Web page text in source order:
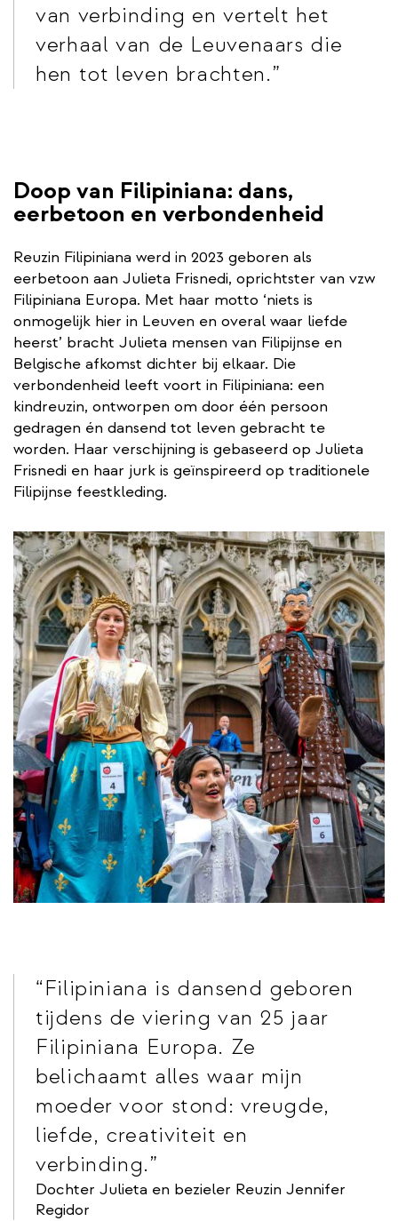
van verbinding en vertelt het
verhaal van de Leuvenaars die
hen tot leven brachten.
Doop van Filipiniana: dans,
eerbetoon en verbondenheid
Reuzin Filipiniana werd in 2023 geboren als
eerbetoon aan Julieta Frisnedi, oprichtster van vzw
Filipiniana Europa. Met haar motto ‘niets is
onmogelijk hier in Leuven en overal waar liefde
heerst’ bracht Julieta mensen van Filipijnse en
Belgische afkomst dichter bij elkaar. Die
verbondenheid leeft voort in Filipiniana: een
kindreuzin, ontworpen om door één persoon
gedragen én dansend tot leven gebracht te
worden. Haar verschijning is gebaseerd op Julieta
Frisnedi en haar jurk is geïnspireerd op traditionele
Filipijnse feestkleding.
Filipiniana is dansend geboren
tijdens de viering van 25 jaar
Filipiniana Europa. Ze
belichaamt alles waar mijn
moeder voor stond: vreugde,
liefde, creativiteit en
verbinding.
Dochter Julieta en bezieler Reuzin Jennifer
Regidor